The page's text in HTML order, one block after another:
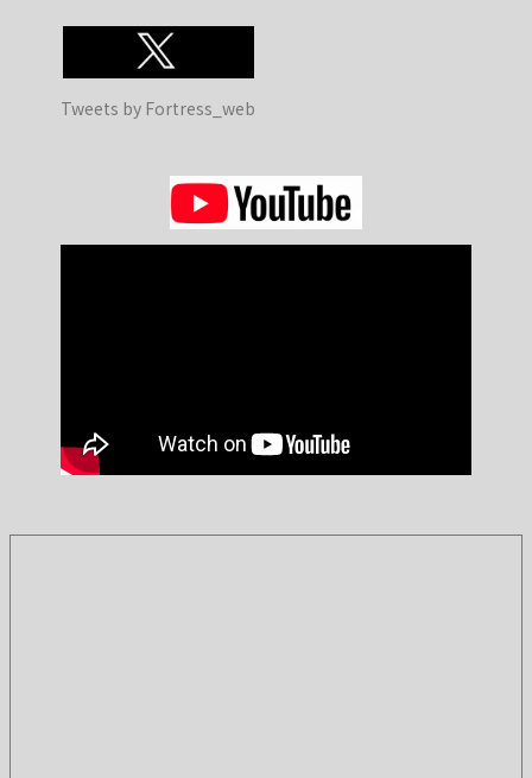
Tweets by Fortress_web